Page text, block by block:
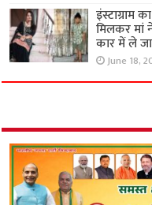
इंस्टाग्राम
मिलकर मां
कार में ले
June 18,